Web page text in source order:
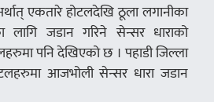
एकतारे होटलदेखि ठूला लगानीका
लागि जडान गरिने सेन्सर धाराको
पनि देखिएको छ । पहाडी जिल्ला
आजभोली सेन्सर धारा जडान